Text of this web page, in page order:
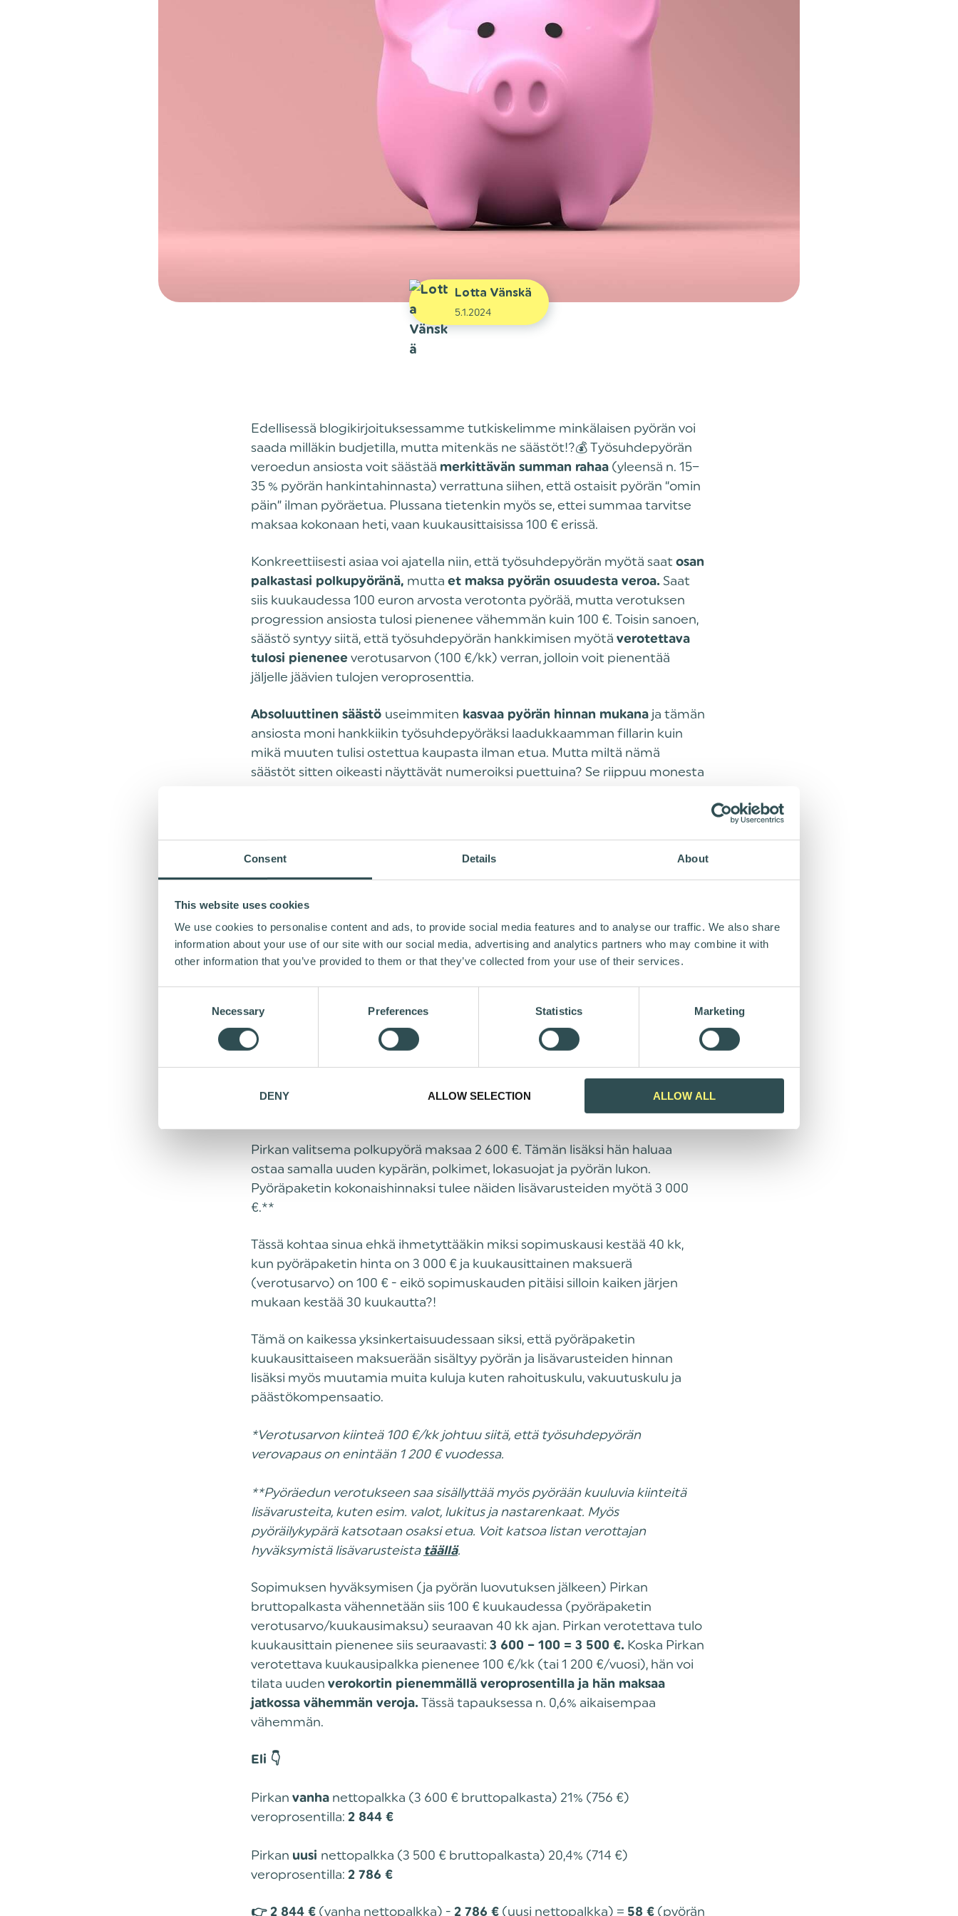
Consent Details About
This website uses cookies
We use cookies to personalise content and ads, to provide social media features and to analyse our traffic. We also share
information about your use of our site with our social media, advertising and analytics partners who may combine it with
other information that you’ve provided to them or that they’ve collected from your use of their services.
e
Necessary Preferences Statistics Marketing
DENY ALLOW SELECTION ALLOW ALL
Lotta Vänskä
5.1.2024
Edellisessä blogikirjoituksessamme tutkiskelimme minkälaisen pyörän voi
saada milläkin budjetilla, mutta mitenkäs ne säästöt!?💰 Työsuhdepyörän
veroedun ansiosta voit säästää merkittävän summan rahaa (yleensä n. 15–
35 % pyörän hankintahinnasta) verrattuna siihen, että ostaisit pyörän “omin
päin” ilman pyöräetua. Plussana tietenkin myös se, ettei summaa tarvitse
maksaa kokonaan heti, vaan kuukausittaisissa 100 € erissä.
Konkreettiisesti asiaa voi ajatella niin, että työsuhdepyörän myötä saat osan
palkastasi polkupyöränä, mutta et maksa pyörän osuudesta veroa. Saat
siis kuukaudessa 100 euron arvosta verotonta pyörää, mutta verotuksen
progression ansiosta tulosi pienenee vähemmän kuin 100 €. Toisin sanoen,
säästö syntyy siitä, että työsuhdepyörän hankkimisen myötä verotettava
tulosi pienenee verotusarvon (100 €/kk) verran, jolloin voit pienentää
jäljelle jäävien tulojen veroprosenttia.
Absoluuttinen säästö useimmiten kasvaa pyörän hinnan mukana ja tämän
ansiosta moni hankkiikin työsuhdepyöräksi laadukkaamman fillarin kuin
mikä muuten tulisi ostettua kaupasta ilman etua. Mutta miltä nämä
säästöt sitten oikeasti näyttävät numeroiksi puettuina? Se riippuu monesta
VEROTUKSESSA TAPAHTUVA SÄÄSTÖ PYÖRÄN
HANKINTAHINNASTA
Pirkan kuukausipalkka ennen veroja:
100 €*
Pyöräpaketin hinta: 2 600 € (pyörä) + 400 € (lisävarusteet): 3 000 €
Pirkan valitsema polkupyörä maksaa 2 600 €. Tämän lisäksi hän haluaa
ostaa samalla uuden kypärän, polkimet, lokasuojat ja pyörän lukon.
Pyöräpaketin kokonaishinnaksi tulee näiden lisävarusteiden myötä 3 000
€.**
Tässä kohtaa sinua ehkä ihmetyttääkin miksi sopimuskausi kestää 40 kk,
kun pyöräpaketin hinta on 3 000 € ja kuukausittainen maksuerä
(verotusarvo) on 100 € - eikö sopimuskauden pitäisi silloin kaiken järjen
mukaan kestää 30 kuukautta?!
Tämä on kaikessa yksinkertaisuudessaan siksi, että pyöräpaketin
kuukausittaiseen maksuerään sisältyy pyörän ja lisävarusteiden hinnan
lisäksi myös muutamia muita kuluja kuten rahoituskulu, vakuutuskulu ja
päästökompensaatio.
*Verotusarvon kiinteä 100 €/kk johtuu siitä, että työsuhdepyörän
verovapaus on enintään 1 200 € vuodessa.
**Pyöräedun verotukseen saa sisällyttää myös pyörään kuuluvia kiinteitä
lisävarusteita, kuten esim. valot, lukitus ja nastarenkaat. Myös
pyöräilykypärä katsotaan osaksi etua. Voit katsoa listan verottajan
hyväksymistä lisävarusteista täällä.
Sopimuksen hyväksymisen (ja pyörän luovutuksen jälkeen) Pirkan
bruttopalkasta vähennetään siis 100 € kuukaudessa (pyöräpaketin
verotusarvo/kuukausimaksu) seuraavan 40 kk ajan. Pirkan verotettava tulo
kuukausittain pienenee siis seuraavasti: 3 600 – 100 = 3 500 €. Koska Pirkan
verotettava kuukausipalkka pienenee 100 €/kk (tai 1 200 €/vuosi), hän voi
tilata uuden verokortin pienemmällä veroprosentilla ja hän maksaa
jatkossa vähemmän veroja. Tässä tapauksessa n. 0,6% aikaisempaa
vähemmän.
Eli 👇
Pirkan vanha nettopalkka (3 600 € bruttopalkasta) 21% (756 €)
veroprosentilla: 2 844 €
Pirkan uusi nettopalkka (3 500 € bruttopalkasta) 20,4% (714 €)
veroprosentilla: 2 786 €
👉 2 844 € (vanha nettopalkka) - 2 786 € (uusi nettopalkka) = 58 € (pyörän